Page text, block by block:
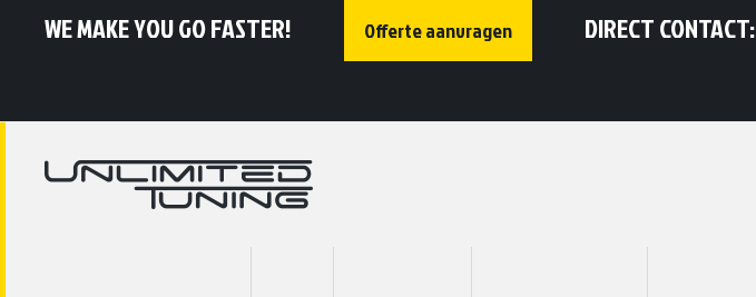
WE MAKE YOU GO FASTER! Offerte aanvragen DIRECT CONTACT: